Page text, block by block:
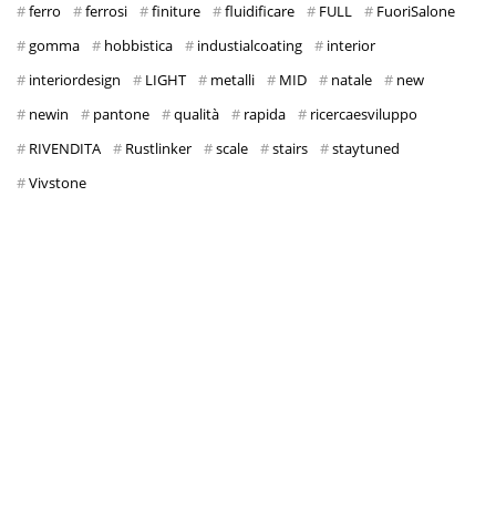
ferro
ferrosi finiture fluidificare FULL
FuoriSalone
gomma
hobbistica industialcoating
interior
interiordesign
LIGHT metalli MID natale
new
newin
pantone qualità rapida
ricercaesviluppo
RIVENDITA
Rustlinker scale stairs
staytuned
Vivstone